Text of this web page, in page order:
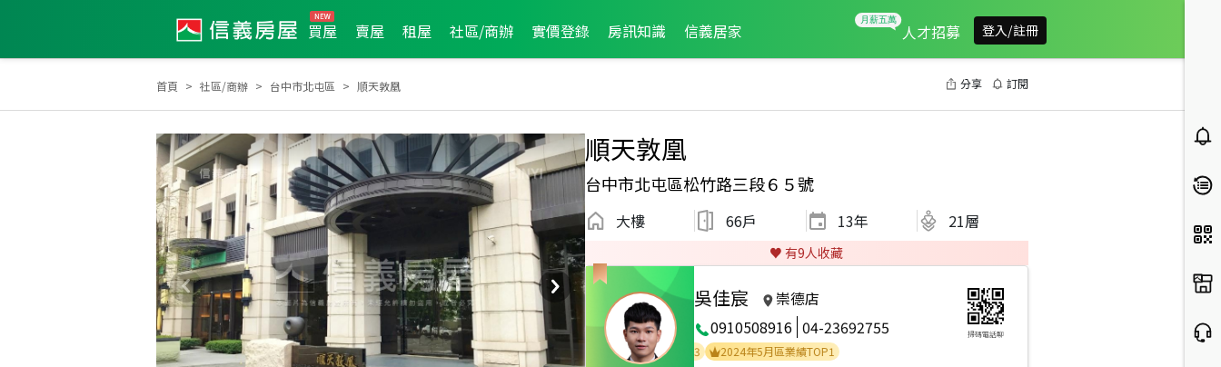
買屋 賣屋 租屋 社區/商辦 實價登錄 房訊知識 信義居家 人才招募 登入/註冊
首頁 社區/商辦 台中市北屯區 順天敦凰 分享 訂閱
順天敦凰
台中市北屯區松竹路三段６５號
大樓 66戶 13年 21層
♥️ 有9人收藏
吳佳宸
崇德店
0910508916 04-23692755 掃碼電話聊
2026年第1季度服務品質獎 2026年7月區業績TOP2 2024年11月區業績TOP2 2024年8月區業績TOP3 2024年5月區業績TOP1